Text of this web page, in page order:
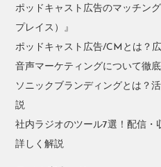
ポッドキャスト広告のマッチン
プレイス）』
ポッドキャスト広告/CMとは？
音声マーケティングについて徹
ソニックブランディングとは？
説
社内ラジオのツール7選！配信
詳しく解説